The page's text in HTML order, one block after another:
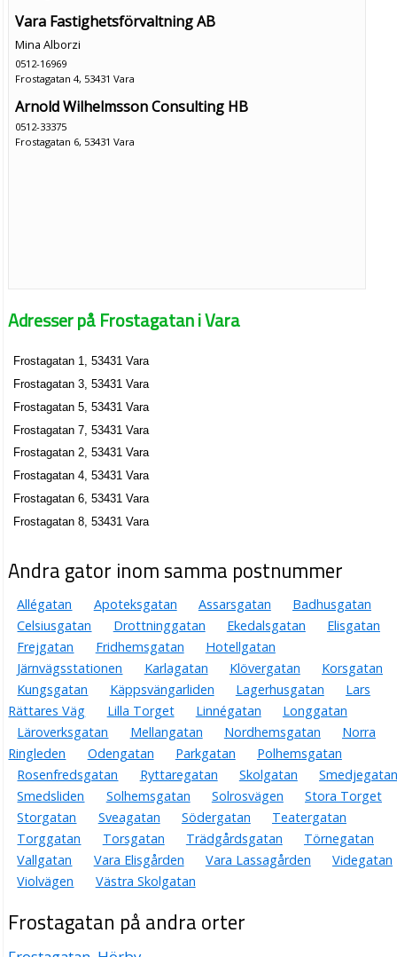
Vara Fastighetsförvaltning AB
Mina Alborzi
0512-16969
Frostagatan 4, 53431 Vara
Arnold Wilhelmsson Consulting HB
0512-33375
Frostagatan 6, 53431 Vara
Adresser på Frostagatan i Vara
Frostagatan 1, 53431 Vara
Frostagatan 3, 53431 Vara
Frostagatan 5, 53431 Vara
Frostagatan 7, 53431 Vara
Frostagatan 2, 53431 Vara
Frostagatan 4, 53431 Vara
Frostagatan 6, 53431 Vara
Frostagatan 8, 53431 Vara
Andra gator inom samma postnummer
Allégatan Apoteksgatan Assarsgatan
Badhusgatan
Celsiusgatan
Drottninggatan Ekedalsgatan
Elisgatan
Frejgatan
Fridhemsgatan
Hotellgatan
Järnvägsstationen
Karlagatan Klövergatan
Korsgatan
Kungsgatan
Käppsvängarliden Lagerhusgatan
Lars
Rättares Väg
Lilla Torget Linnégatan
Longgatan
Läroverksgatan
Mellangatan Nordhemsgatan
Norra
Ringleden
Odengatan Parkgatan
Polhemsgatan
Rosenfredsgatan
Ryttaregatan Skolgatan
Smedjegatan
Smedsliden
Solhemsgatan Solrosvägen
Stora Torget
Storgatan
Sveagatan Södergatan
Teatergatan
Torggatan
Torsgatan Trädgårdsgatan
Törnegatan
Vallgatan
Vara Elisgården Vara Lassagården
Videgatan
Violvägen
Västra Skolgatan
Frostagatan på andra orter